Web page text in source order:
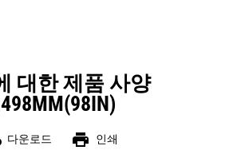
대한 제품 사양
다운로드 print 인쇄